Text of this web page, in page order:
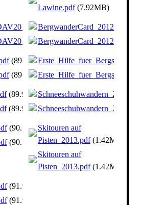
Lawine.pdf(7.92MB)
(76.12KB)
(76.12KB)
BergwanderCard_2012.pdf
BergwanderCard_2012.pdf
(89.93KB)
(89.93KB)
(89.99KB)
(89.99KB)
Schneeschuhwandern_2011.pdf
Schneeschuhwandern_2011.pdf
(90.17KB)
(90.17KB)
Skitouren auf
Pisten_2013.pdf(1.42MB)
Skitouren auf
Pisten_2013.pdf(1.42MB)
(91.93KB)
(91.93KB)